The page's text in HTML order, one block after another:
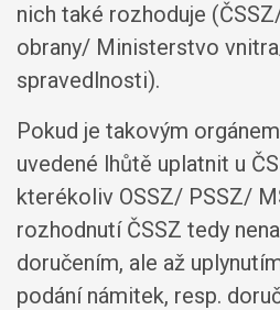
nich také rozhoduje
obrany/ Ministerstvo
spravedlnosti).
Pokud je takovým
uvedené lhůtě uplatnit u
kterékoliv OSSZ/ PSSZ/
rozhodnutí ČSSZ tedy
doručením, ale až
podání námitek, resp.